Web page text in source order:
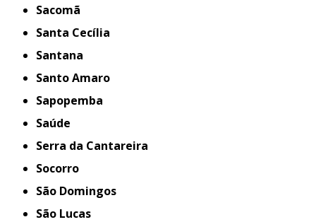
Sacomã
Santa Cecília
Santana
Santo Amaro
Sapopemba
Saúde
Serra da Cantareira
Socorro
São Domingos
São Lucas